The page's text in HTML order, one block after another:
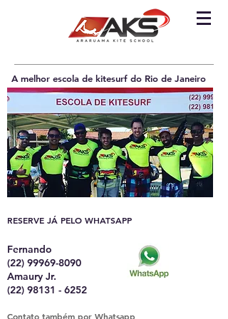
A melhor escola de kitesurf do Rio de Janeiro
RESERVE JÁ PELO WHATSAPP
Fernando
(22) 99969-8090
Amaury Jr.
(22) 98131 - 6252
Contato também por Whatsapp